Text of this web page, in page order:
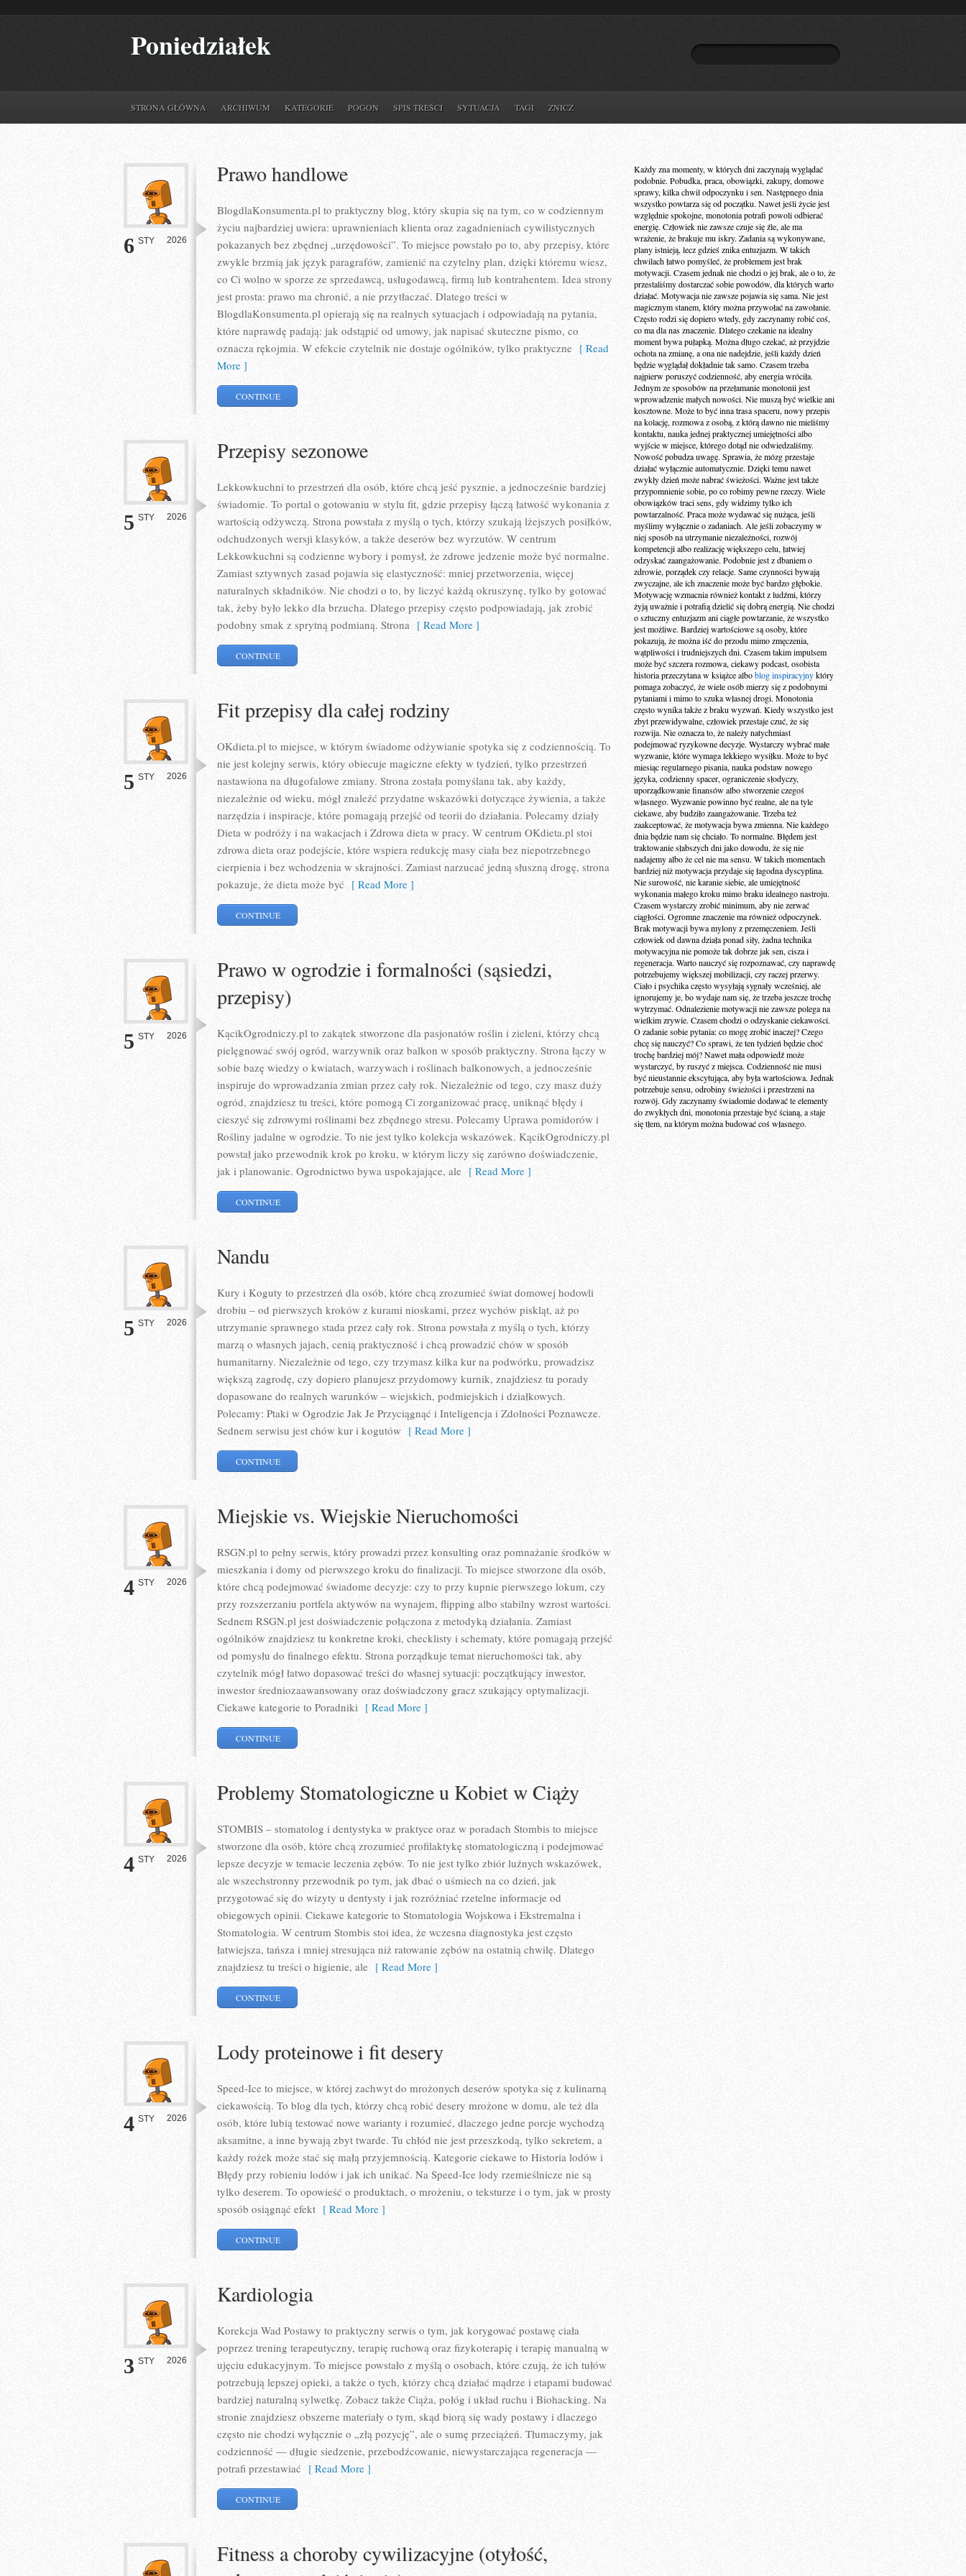
Poniedziałek
STRONA GŁÓWNA ARCHIWUM KATEGORIE POGOŃ SPIS TREŚCI SYTUACJA TAGI ZNICZ
6 STY 2026
Prawo handlowe
BlogdlaKonsumenta.pl to praktyczny blog, który skupia się na tym, co w codziennym
życiu najbardziej uwiera: uprawnieniach klienta oraz zagadnieniach cywilistycznych
pokazanych bez zbędnej „urzędowości”. To miejsce powstało po to, aby przepisy, które
zwykle brzmią jak język paragrafów, zamienić na czytelny plan, dzięki któremu wiesz,
co Ci wolno w sporze ze sprzedawcą, usługodawcą, firmą lub kontrahentem. Idea strony
jest prosta: prawo ma chronić, a nie przytłaczać. Dlatego treści w
BlogdlaKonsumenta.pl opierają się na realnych sytuacjach i odpowiadają na pytania,
które naprawdę padają: jak odstąpić od umowy, jak napisać skuteczne pismo, co
oznacza rękojmia. W efekcie czytelnik nie dostaje ogólników, tylko praktyczne [ Read
More ]
CONTINUE
5 STY 2026
Przepisy sezonowe
Lekkowkuchni to przestrzeń dla osób, które chcą jeść pysznie, a jednocześnie bardziej
świadomie. To portal o gotowaniu w stylu fit, gdzie przepisy łączą łatwość wykonania z
wartością odżywczą. Strona powstała z myślą o tych, którzy szukają lżejszych posiłków,
odchudzonych wersji klasyków, a także deserów bez wyrzutów. W centrum
Lekkowkuchni są codzienne wybory i pomysł, że zdrowe jedzenie może być normalne.
Zamiast sztywnych zasad pojawia się elastyczność: mniej przetworzenia, więcej
naturalnych składników. Nie chodzi o to, by liczyć każdą okruszynę, tylko by gotować
tak, żeby było lekko dla brzucha. Dlatego przepisy często podpowiadają, jak zrobić
podobny smak z sprytną podmianą. Strona [ Read More ]
CONTINUE
5 STY 2026
Fit przepisy dla całej rodziny
OKdieta.pl to miejsce, w którym świadome odżywianie spotyka się z codziennością. To
nie jest kolejny serwis, który obiecuje magiczne efekty w tydzień, tylko przestrzeń
nastawiona na długofalowe zmiany. Strona została pomyślana tak, aby każdy,
niezależnie od wieku, mógł znaleźć przydatne wskazówki dotyczące żywienia, a także
narzędzia i inspiracje, które pomagają przejść od teorii do działania. Polecamy działy
Dieta w podróży i na wakacjach i Zdrowa dieta w pracy. W centrum OKdieta.pl stoi
zdrowa dieta oraz podejście, które wspiera redukcję masy ciała bez niepotrzebnego
cierpienia i bez wchodzenia w skrajności. Zamiast narzucać jedną słuszną drogę, strona
pokazuje, że dieta może być [ Read More ]
CONTINUE
5 STY 2026
Prawo w ogrodzie i formalności (sąsiedzi,
przepisy)
KącikOgrodniczy.pl to zakątek stworzone dla pasjonatów roślin i zieleni, którzy chcą
pielęgnować swój ogród, warzywnik oraz balkon w sposób praktyczny. Strona łączy w
sobie bazę wiedzy o kwiatach, warzywach i roślinach balkonowych, a jednocześnie
inspiruje do wprowadzania zmian przez cały rok. Niezależnie od tego, czy masz duży
ogród, znajdziesz tu treści, które pomogą Ci zorganizować pracę, uniknąć błędy i
cieszyć się zdrowymi roślinami bez zbędnego stresu. Polecamy Uprawa pomidorów i
Rośliny jadalne w ogrodzie. To nie jest tylko kolekcja wskazówek. KącikOgrodniczy.pl
powstał jako przewodnik krok po kroku, w którym liczy się zarówno doświadczenie,
jak i planowanie. Ogrodnictwo bywa uspokajające, ale [ Read More ]
CONTINUE
5 STY 2026
Nandu
Kury i Koguty to przestrzeń dla osób, które chcą zrozumieć świat domowej hodowli
drobiu – od pierwszych kroków z kurami nioskami, przez wychów piskląt, aż po
utrzymanie sprawnego stada przez cały rok. Strona powstała z myślą o tych, którzy
marzą o własnych jajach, cenią praktyczność i chcą prowadzić chów w sposób
humanitarny. Niezależnie od tego, czy trzymasz kilka kur na podwórku, prowadzisz
większą zagrodę, czy dopiero planujesz przydomowy kurnik, znajdziesz tu porady
dopasowane do realnych warunków – wiejskich, podmiejskich i działkowych.
Polecamy: Ptaki w Ogrodzie Jak Je Przyciągnąć i Inteligencja i Zdolności Poznawcze.
Sednem serwisu jest chów kur i kogutów [ Read More ]
CONTINUE
4 STY 2026
Miejskie vs. Wiejskie Nieruchomości
RSGN.pl to pełny serwis, który prowadzi przez konsulting oraz pomnażanie środków w
mieszkania i domy od pierwszego kroku do finalizacji. To miejsce stworzone dla osób,
które chcą podejmować świadome decyzje: czy to przy kupnie pierwszego lokum, czy
przy rozszerzaniu portfela aktywów na wynajem, flipping albo stabilny wzrost wartości.
Sednem RSGN.pl jest doświadczenie połączona z metodyką działania. Zamiast
ogólników znajdziesz tu konkretne kroki, checklisty i schematy, które pomagają przejść
od pomysłu do finalnego efektu. Strona porządkuje temat nieruchomości tak, aby
czytelnik mógł łatwo dopasować treści do własnej sytuacji: początkujący inwestor,
inwestor średniozaawansowany oraz doświadczony gracz szukający optymalizacji.
Ciekawe kategorie to Poradniki [ Read More ]
CONTINUE
4 STY 2026
Problemy Stomatologiczne u Kobiet w Ciąży
STOMBIS – stomatolog i dentystyka w praktyce oraz w poradach Stombis to miejsce
stworzone dla osób, które chcą zrozumieć profilaktykę stomatologiczną i podejmować
lepsze decyzje w temacie leczenia zębów. To nie jest tylko zbiór luźnych wskazówek,
ale wszechstronny przewodnik po tym, jak dbać o uśmiech na co dzień, jak
przygotować się do wizyty u dentysty i jak rozróżniać rzetelne informacje od
obiegowych opinii. Ciekawe kategorie to Stomatologia Wojskowa i Ekstremalna i
Stomatologia. W centrum Stombis stoi idea, że wczesna diagnostyka jest często
łatwiejsza, tańsza i mniej stresująca niż ratowanie zębów na ostatnią chwilę. Dlatego
znajdziesz tu treści o higienie, ale [ Read More ]
CONTINUE
4 STY 2026
Lody proteinowe i fit desery
Speed-Ice to miejsce, w której zachwyt do mrożonych deserów spotyka się z kulinarną
ciekawością. To blog dla tych, którzy chcą robić desery mrożone w domu, ale też dla
osób, które lubią testować nowe warianty i rozumieć, dlaczego jedne porcje wychodzą
aksamitne, a inne bywają zbyt twarde. Tu chłód nie jest przeszkodą, tylko sekretem, a
każdy rożek może stać się małą przyjemnością. Kategorie ciekawe to Historia lodów i
Błędy przy robieniu lodów i jak ich unikać. Na Speed-Ice lody rzemieślnicze nie są
tylko deserem. To opowieść o produktach, o mrożeniu, o teksturze i o tym, jak w prosty
sposób osiągnąć efekt [ Read More ]
CONTINUE
3 STY 2026
Kardiologia
Korekcja Wad Postawy to praktyczny serwis o tym, jak korygować postawę ciała
poprzez trening terapeutyczny, terapię ruchową oraz fizykoterapię i terapię manualną w
ujęciu edukacyjnym. To miejsce powstało z myślą o osobach, które czują, że ich tułów
potrzebują lepszej opieki, a także o tych, którzy chcą działać mądrze i etapami budować
bardziej naturalną sylwetkę. Zobacz także Ciąża, połóg i układ ruchu i Biohacking. Na
stronie znajdziesz obszerne materiały o tym, skąd biorą się wady postawy i dlaczego
często nie chodzi wyłącznie o „złą pozycję”, ale o sumę przeciążeń. Tłumaczymy, jak
codzienność — długie siedzenie, przebodźcowanie, niewystarczająca regeneracja —
potrafi przestawiać [ Read More ]
CONTINUE
Fitness a choroby cywilizacyjne (otyłość,
Każdy zna momenty, w których dni zaczynają wyglądać
podobnie. Pobudka, praca, obowiązki, zakupy, domowe
sprawy, kilka chwil odpoczynku i sen. Następnego dnia
wszystko powtarza się od początku. Nawet jeśli życie jest
względnie spokojne, monotonia potrafi powoli odbierać
energię. Człowiek nie zawsze czuje się źle, ale ma
wrażenie, że brakuje mu iskry. Zadania są wykonywane,
plany istnieją, lecz gdzieś znika entuzjazm. W takich
chwilach łatwo pomyśleć, że problemem jest brak
motywacji. Czasem jednak nie chodzi o jej brak, ale o to, że
przestaliśmy dostarczać sobie powodów, dla których warto
działać. Motywacja nie zawsze pojawia się sama. Nie jest
magicznym stanem, który można przywołać na zawołanie.
Często rodzi się dopiero wtedy, gdy zaczynamy robić coś,
co ma dla nas znaczenie. Dlatego czekanie na idealny
moment bywa pułapką. Można długo czekać, aż przyjdzie
ochota na zmianę, a ona nie nadejdzie, jeśli każdy dzień
będzie wyglądał dokładnie tak samo. Czasem trzeba
najpierw poruszyć codzienność, aby energia wróciła.
Jednym ze sposobów na przełamanie monotonii jest
wprowadzenie małych nowości. Nie muszą być wielkie ani
kosztowne. Może to być inna trasa spaceru, nowy przepis
na kolację, rozmowa z osobą, z którą dawno nie mieliśmy
kontaktu, nauka jednej praktycznej umiejętności albo
wyjście w miejsce, którego dotąd nie odwiedzaliśmy.
Nowość pobudza uwagę. Sprawia, że mózg przestaje
działać wyłącznie automatycznie. Dzięki temu nawet
zwykły dzień może nabrać świeżości. Ważne jest także
przypomnienie sobie, po co robimy pewne rzeczy. Wiele
obowiązków traci sens, gdy widzimy tylko ich
powtarzalność. Praca może wydawać się nużąca, jeśli
myślimy wyłącznie o zadaniach. Ale jeśli zobaczymy w
niej sposób na utrzymanie niezależności, rozwój
kompetencji albo realizację większego celu, łatwiej
odzyskać zaangażowanie. Podobnie jest z dbaniem o
zdrowie, porządek czy relacje. Same czynności bywają
zwyczajne, ale ich znaczenie może być bardzo głębokie.
Motywację wzmacnia również kontakt z ludźmi, którzy
żyją uważnie i potrafią dzielić się dobrą energią. Nie chodzi
o sztuczny entuzjazm ani ciągłe powtarzanie, że wszystko
jest możliwe. Bardziej wartościowe są osoby, które
pokazują, że można iść do przodu mimo zmęczenia,
wątpliwości i trudniejszych dni. Czasem takim impulsem
może być szczera rozmowa, ciekawy podcast, osobista
historia przeczytana w książce alboblog inspiracyjnyktóry
pomaga zobaczyć, że wiele osób mierzy się z podobnymi
pytaniami i mimo to szuka własnej drogi. Monotonia
często wynika także z braku wyzwań. Kiedy wszystko jest
zbyt przewidywalne, człowiek przestaje czuć, że się
rozwija. Nie oznacza to, że należy natychmiast
podejmować ryzykowne decyzje. Wystarczy wybrać małe
wyzwanie, które wymaga lekkiego wysiłku. Może to być
miesiąc regularnego pisania, nauka podstaw nowego
języka, codzienny spacer, ograniczenie słodyczy,
uporządkowanie finansów albo stworzenie czegoś
własnego. Wyzwanie powinno być realne, ale na tyle
ciekawe, aby budziło zaangażowanie. Trzeba też
zaakceptować, że motywacja bywa zmienna. Nie każdego
dnia będzie nam się chciało. To normalne. Błędem jest
traktowanie słabszych dni jako dowodu, że się nie
nadajemy albo że cel nie ma sensu. W takich momentach
bardziej niż motywacja przydaje się łagodna dyscyplina.
Nie surowość, nie karanie siebie, ale umiejętność
wykonania małego kroku mimo braku idealnego nastroju.
Czasem wystarczy zrobić minimum, aby nie zerwać
ciągłości. Ogromne znaczenie ma również odpoczynek.
Brak motywacji bywa mylony z przemęczeniem. Jeśli
człowiek od dawna działa ponad siły, żadna technika
motywacyjna nie pomoże tak dobrze jak sen, cisza i
regeneracja. Warto nauczyć się rozpoznawać, czy naprawdę
potrzebujemy większej mobilizacji, czy raczej przerwy.
Ciało i psychika często wysyłają sygnały wcześniej, ale
ignorujemy je, bo wydaje nam się, że trzeba jeszcze trochę
wytrzymać. Odnalezienie motywacji nie zawsze polega na
wielkim zrywie. Czasem chodzi o odzyskanie ciekawości.
O zadanie sobie pytania: co mogę zrobić inaczej? Czego
chcę się nauczyć? Co sprawi, że ten tydzień będzie choć
trochę bardziej mój? Nawet mała odpowiedź może
wystarczyć, by ruszyć z miejsca. Codzienność nie musi
być nieustannie ekscytująca, aby była wartościowa. Jednak
potrzebuje sensu, odrobiny świeżości i przestrzeni na
rozwój. Gdy zaczynamy świadomie dodawać te elementy
do zwykłych dni, monotonia przestaje być ścianą, a staje
się tłem, na którym można budować coś własnego.